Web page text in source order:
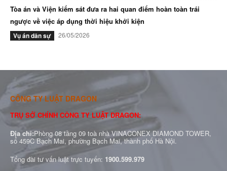
Tòa án và Viện kiểm sát đưa ra hai quan điểm hoàn toàn trái
ngược về việc áp dụng thời hiệu khởi kiện
Vụ án dân sự 26/05/2026
CÔNG TY LUẬT DRAGON
TRỤ SỞ CHÍNH CÔNG TY LUẬT DRAGON:
Địa chỉ:Phòng 08 tầng 09 toà nhà VINACONEX DIAMOND TOWER,
số 459C Bạch Mai, phường Bạch Mai, thành phố Hà Nội.
Tổng đài tư vấn luật trực tuyến: 1900.599.979